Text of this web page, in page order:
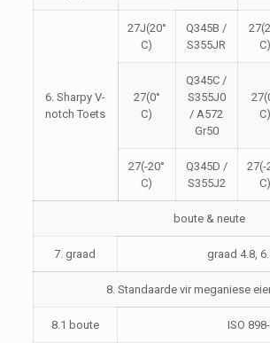
6. Sharpy V-
notch Toets
27J(20°
C)
Q345B /
S355JR
C)
27(0°
C)
Q345C /
S355J0
/ A572
Gr50
C)
27(-20°
C)
Q345D /
S355J2
27(-
C)
boute & neute
7. graad graad 4.8,
8. Standaarde vir meganiese
8.1 boute ISO